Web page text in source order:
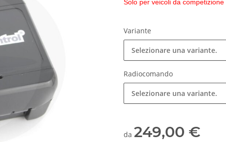
Solo per veicoli da
Variante
Selezionare una variante.
Radiocomando
Selezionare una variante.
da 249,00 €